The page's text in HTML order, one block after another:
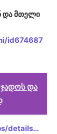
და მთელი
id674687
და
details…